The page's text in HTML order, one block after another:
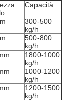
Capacità
300-500
kg/h
500-800
kg/h
1800-1000
kg/h
1000-1200
kg/h
1200-1500
kg/h